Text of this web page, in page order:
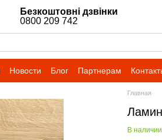
Безкоштовні дзвінки
0800 209 742
Новости Блог Партнерам
Главная
В наличии